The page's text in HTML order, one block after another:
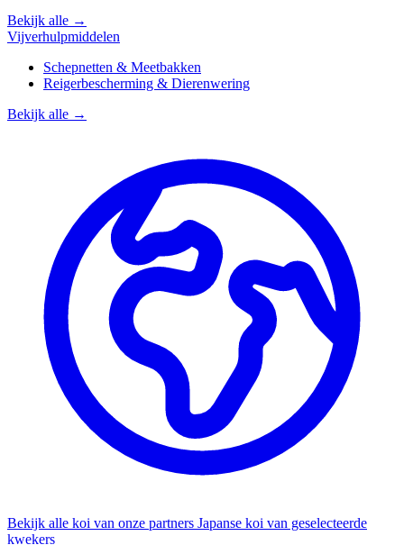
Bekijk alle →
Vijverhulpmiddelen
Schepnetten & Meetbakken
Reigerbescherming & Dierenwering
Bekijk alle →
Bekijk alle koi van onze partners Japanse koi van geselecteerde
kwekers